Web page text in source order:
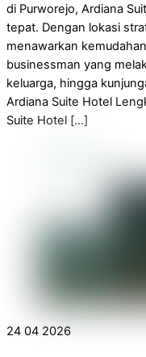
di Purworejo, Ardiana
tepat. Dengan lokasi
menawarkan
businessman yang
keluarga, hingga
Ardiana Suite Hotel
Suite Hotel […]
24 04 2026